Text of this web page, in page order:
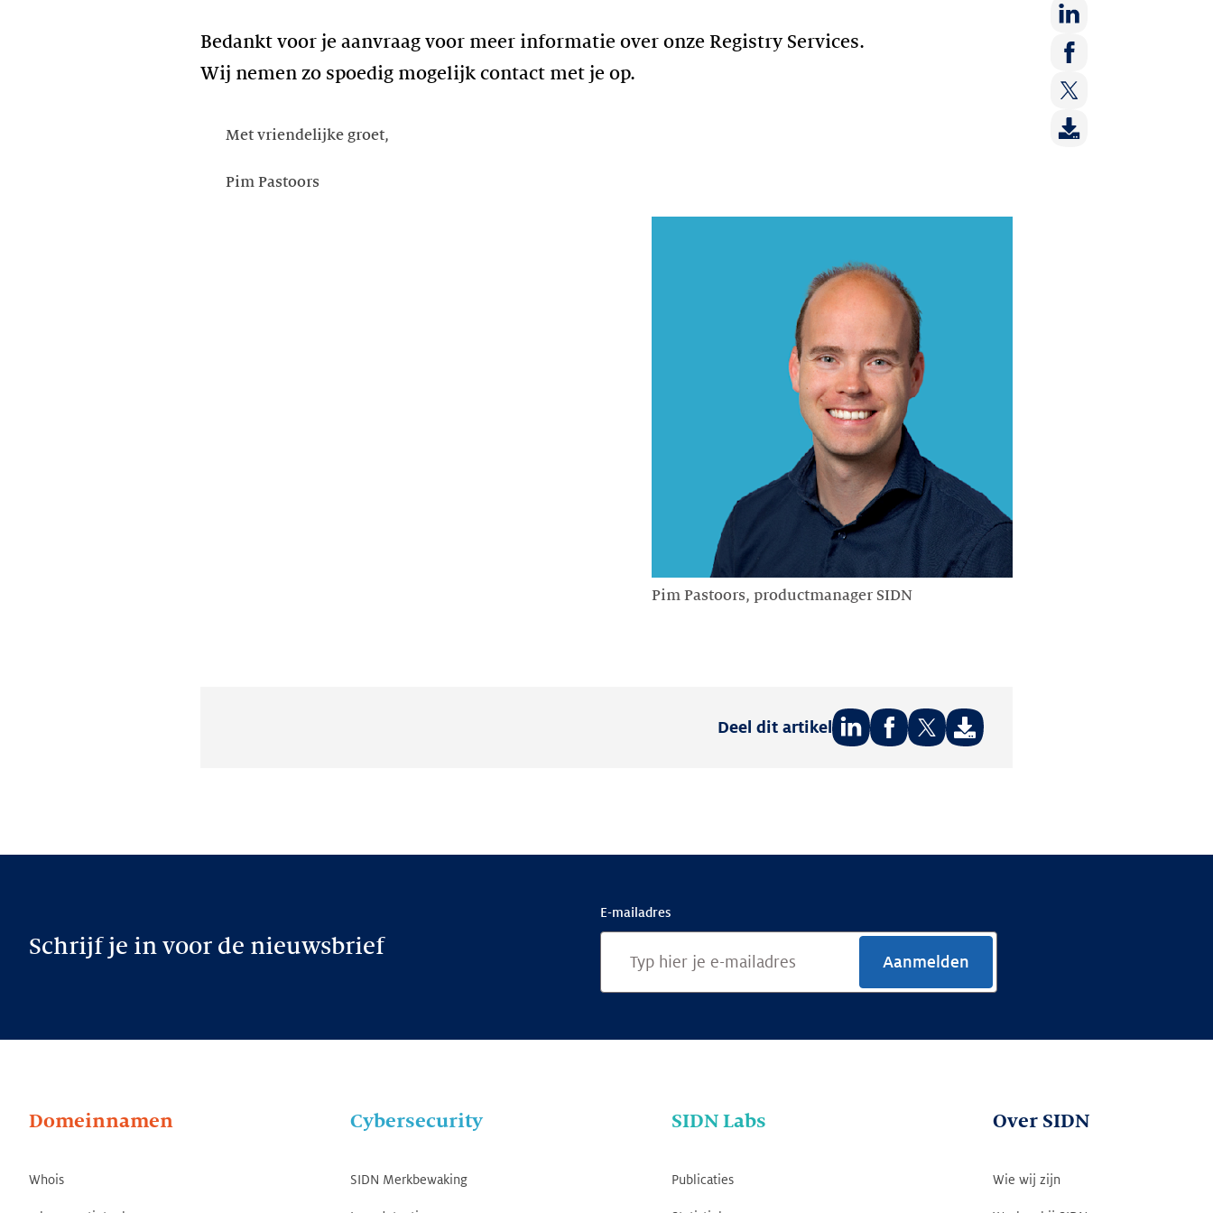
Bedankt voor je aanvraag voor meer informatie over onze Registry Services.
Wij nemen zo spoedig mogelijk contact met je op.
Deel
op:
LinkedIn
Deel
Facebook
Deel
op:
Met vriendelijke groet,
Pim Pastoors
Pim Pastoors, productmanager SIDN
Deel dit artikel
Schrijf je in voor de nieuwsbrief
E-mailadres
Aanmelden
Domeinnamen
Whois
Cybersecurity
SIDN Merkbewaking
SIDN Labs
Publicaties
Over SIDN
Wie wij zijn